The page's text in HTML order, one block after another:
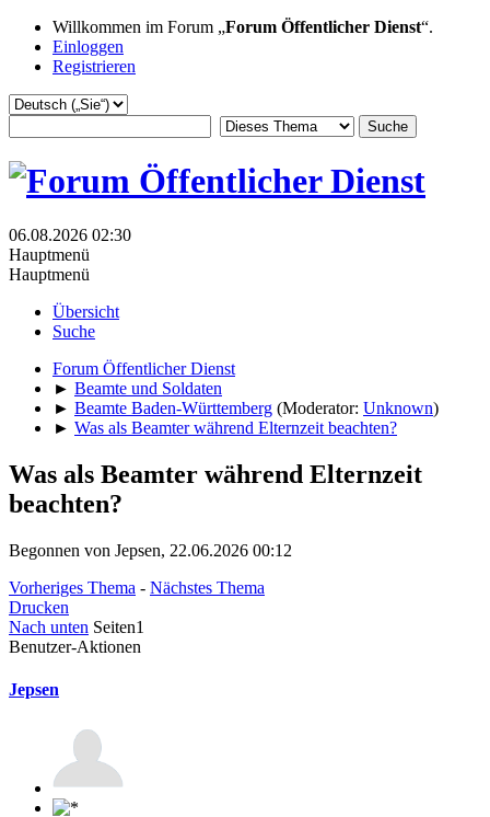
Willkommen im Forum „Forum Öffentlicher Dienst“.
Einloggen
Registrieren
06.08.2026 02:30
Hauptmenü
Hauptmenü
Übersicht
Suche
Forum Öffentlicher Dienst
► Beamte und Soldaten
► Beamte Baden-Württemberg (Moderator: Unknown)
► Was als Beamter während Elternzeit beachten?
Was als Beamter während Elternzeit
beachten?
Begonnen von Jepsen, 22.06.2026 00:12
Vorheriges Thema - Nächstes Thema
Drucken
Nach unten Seiten1
Benutzer-Aktionen
Jepsen